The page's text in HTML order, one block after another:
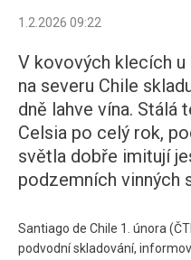
1.2.2026 09:22
V kovových klecích
na severu Chile
dně lahve vína. Stálá
Celsia po celý rok,
světla dobře imitují
podzemních vinných
Santiago de Chile 1. února
podvodní skladování,